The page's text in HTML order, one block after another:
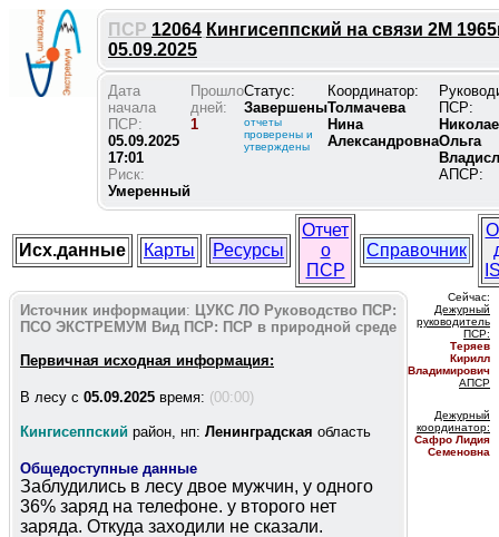
ПСР 12064 Кингисеппский на связи 2М
05.09.2025
Дата
начала
ПСР:
05.09.2025
17:01
Риск:
Умеренный
Прошло
дней:
1
Статус:
Завершены
отчеты
проверены и
утверждены
Координатор:
Толмачева
Нина
Александровна
ПСР:
Ольга
АПСР:
Исх.данные Карты Ресурсы
Отчет
о
ПСР
Справочник
Источник информации: ЦУКС ЛО Руководство ПСР:
ПСО ЭКСТРЕМУМ Вид ПСР: ПСР в природной среде
Первичная исходная информация:
В лесу c 05.09.2025 время: (00:00)
Кингисеппский район, нп: Ленинградская область
Общедоступные данные
Заблудились в лесу двое мужчин, у одного
36% заряд на телефоне. у второго нет
заряда. Откуда заходили не сказали.
Сейчас:
Дежурный
руководитель
ПСР:
Теряев
Кирилл
Владимирович
АПСР
Дежурный
координатор:
Сафро Лидия
Семеновна